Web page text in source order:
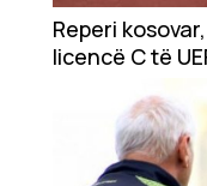
Reperi
licencë C të